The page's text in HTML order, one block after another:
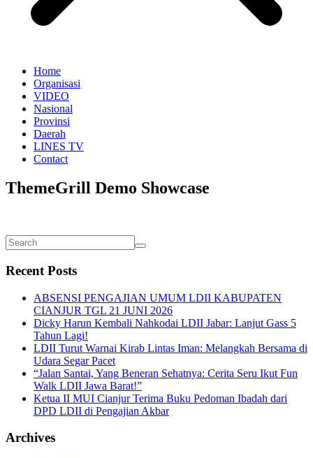
Home
Organisasi
VIDEO
Nasional
Provinsi
Daerah
LINES TV
Contact
ThemeGrill Demo Showcase
Recent Posts
ABSENSI PENGAJIAN UMUM LDII KABUPATEN
CIANJUR TGL 21 JUNI 2026
Dicky Harun Kembali Nahkodai LDII Jabar: Lanjut Gass 5
Tahun Lagi!
LDII Turut Warnai Kirab Lintas Iman: Melangkah Bersama di
Udara Segar Pacet
“Jalan Santai, Yang Beneran Sehatnya: Cerita Seru Ikut Fun
Walk LDII Jawa Barat!”
Ketua II MUI Cianjur Terima Buku Pedoman Ibadah dari
DPD LDII di Pengajian Akbar
Archives